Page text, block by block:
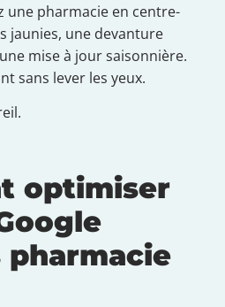
une pharmacie en centre-
jaunies, une devanture
mise à jour saisonnière.
sans lever les yeux.
optimiser
pharmacie